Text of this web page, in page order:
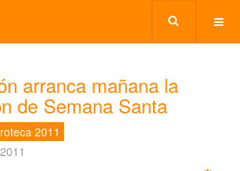
arranca mañana la
de Semana Santa
2011